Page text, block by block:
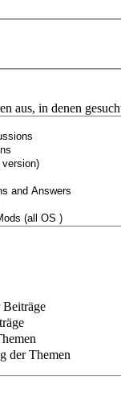
aus, in denen
der Themen